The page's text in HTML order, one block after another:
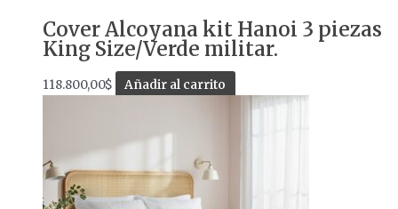
Cover Alcoyana kit Hanoi 3 piezas
King Size/Verde militar.
118.800,00$ Añadir al carrito